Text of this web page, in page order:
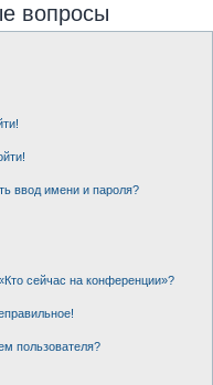
вопросы
ввод имени и пароля?
сейчас на конференции»?
пользователя?